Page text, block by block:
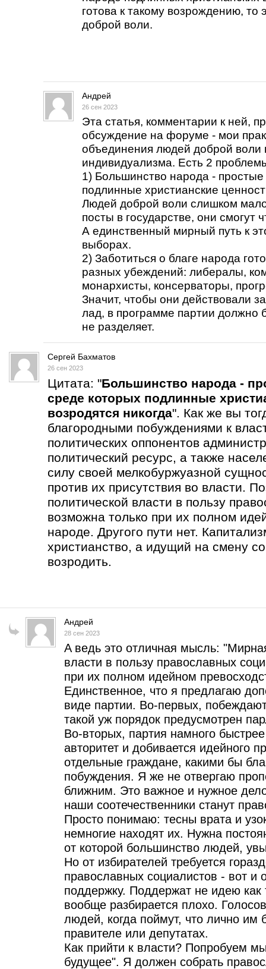
готова к такому возрождению,
доброй воли.
Андрей
26 сен 2023
Эта статья, комментарии к ней,
обсуждение на форуме - мои
объединения людей доброй воли
индивидуализма. Есть 2
1) Большинство народа -
подлинные христианские
Людей доброй воли слишком
посты в государстве, они смогут
А единственный мирный путь к
выборах.
2) Заботиться о благе народа
разных убеждений: либералы,
монархисты, консерваторы,
Значит, чтобы они действовали
лад, в программе партии должно
не разделяет.
Сергей Бахматов
26 сен 2023
Цитата: "Большинство народа -
среде которых подлинные
возродятся никогда". Как же вы
благородными побуждениями к
политических оппонентов
политический ресурс, а также
силу своей мелкобуржуазной
против их присутствия во власти.
политической власти в пользу
возможна только при их полном
народе. Другого пути нет.
христианство, а идущий на смену
возродить.
Андрей
28 сен 2023
A ведь это отличная мысль:
власти в пользу православных
при их полном идейном
Единственное, что я предлагаю
виде партии. Во-первых,
такой уж порядок предусмотрен
Во-вторых, партия намного
авторитет и добивается идейного
отдельные граждане, какими бы
побуждения. Я же не отвергаю
ближним. Это важное и нужное
наши соотечественники станут
Просто понимаю: тесны врата и
немногие находят их. Нужна
от которой большинство людей,
Но от избирателей требуется
православных социалистов - вот и
поддержку. Поддержат не идею
вообще разбирается плохо.
людей, когда поймут, что лично им
правителе или депутатах.
Как прийти к власти? Попробуем
будущее". Я должен собрать